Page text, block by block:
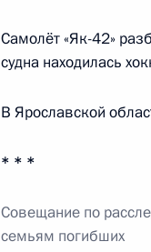
Продлён контроль
мобильной
мобильной
12 сентября 2011 года,
Самолёт «Як-42»
судна находилась
В Ярославской
* * *
Совещание по
семьям погибших